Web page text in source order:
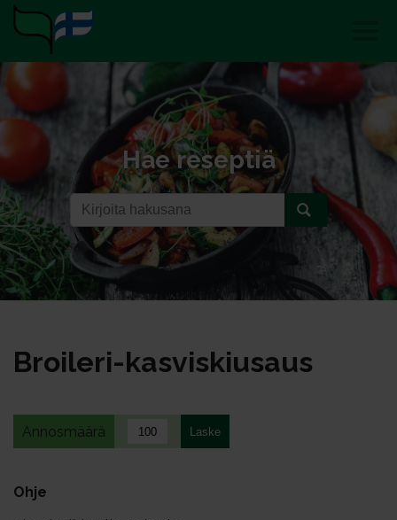
Hae reseptiä
Broi­le­ri-kas­vis­kiu­saus
Annosmäärä
Ohje